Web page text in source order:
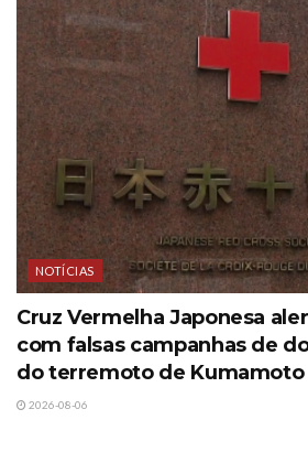
NOTÍCIAS
Cruz Vermelha Japonesa
com falsas campanhas de
do terremoto de Kumamoto
2026-08-06